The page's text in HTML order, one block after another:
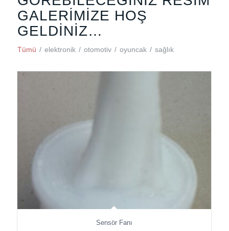
GALERIMIZE HOŞ
GELDINIZ…
Tümü / elektronik / otomotiv / oyuncak / sağlık
Sensör Fanı